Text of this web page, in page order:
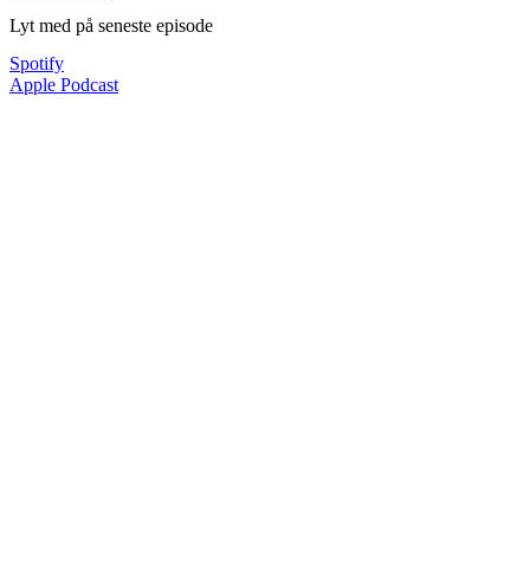
Lyt med på seneste episode
Spotify
Apple Podcast